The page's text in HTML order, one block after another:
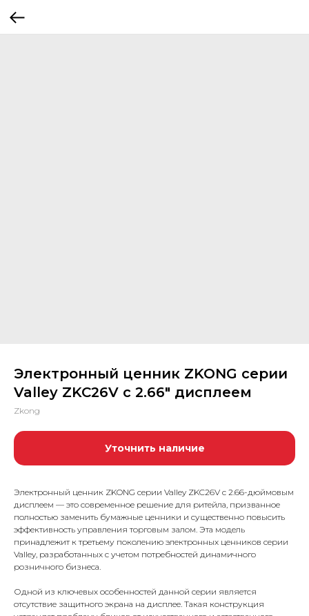
Электронный ценник ZKONG серии
Valley ZKC26V с 2.66″ дисплеем
Zkong
Уточнить наличие
Электронный ценник ZKONG серии Valley ZKC26V с 2.66-дюймовым
дисплеем — это современное решение для ритейла, призванное
полностью заменить бумажные ценники и существенно повысить
эффективность управления торговым залом. Эта модель
принадлежит к третьему поколению электронных ценников серии
Valley, разработанных с учетом потребностей динамичного
розничного бизнеса.
Одной из ключевых особенностей данной серии является
отсутствие защитного экрана на дисплее. Такая конструкция